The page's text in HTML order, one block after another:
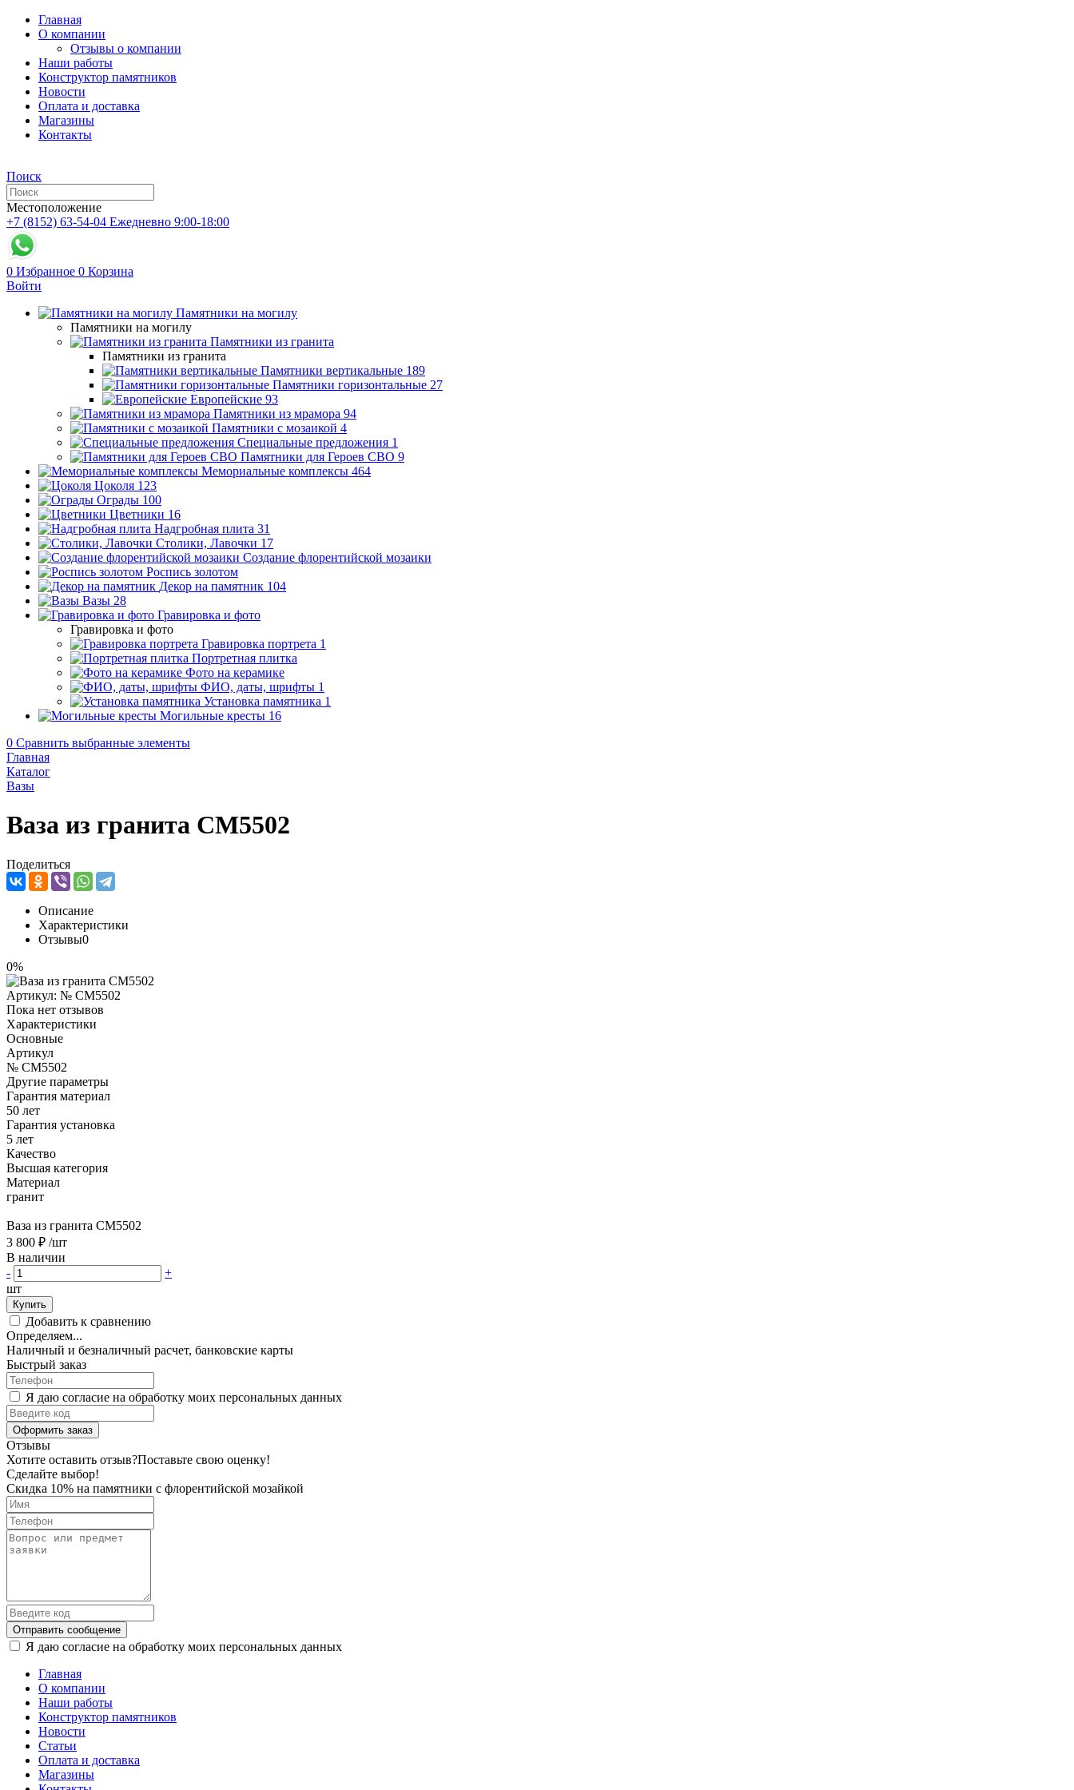
Главная
О компании
Отзывы о компании
Наши работы
Конструктор памятников
Новости
Оплата и доставка
Магазины
Контакты
Поиск
Местоположение
+7 (8152) 63-54-04 Ежедневно 9:00-18:00
0 Избранное 0 Корзина
Войти
Памятники на могилу
Памятники на могилу
Памятники из гранита
Памятники из гранита
Памятники вертикальные 189
Памятники горизонтальные 27
Европейские 93
Памятники из мрамора 94
Памятники с мозаикой 4
Специальные предложения 1
Памятники для Героев СВО 9
Мемориальные комплексы 464
Цоколя 123
Ограды 100
Цветники 16
Надгробная плита 31
Столики, Лавочки 17
Создание флорентийской мозаики
Роспись золотом
Декор на памятник 104
Вазы 28
Гравировка и фото
Гравировка и фото
Гравировка портрета 1
Портретная плитка
Фото на керамике
ФИО, даты, шрифты 1
Установка памятника 1
Могильные кресты 16
0 Сравнить выбранные элементы
Главная
Каталог
Вазы
Ваза из гранита CM5502
Поделиться
Описание
Характеристики
Отзывы0
0%
Артикул: № CM5502
Пока нет отзывов
Характеристики
Основные
Артикул
№ CM5502
Другие параметры
Гарантия материал
50 лет
Гарантия установка
5 лет
Качество
Высшая категория
Материал
гранит
Ваза из гранита CM5502
3 800 ₽ /шт
В наличии
-
+
шт
Купить
Добавить к сравнению
Определяем...
Наличный и безналичный расчет, банковские карты
Быстрый заказ
Я даю согласие на обработку моих персональных данных
Оформить заказ
Отзывы
Хотите оставить отзыв?Поставьте свою оценку!
Сделайте выбор!
Скидка 10% на памятники с флорентийской мозайкой
Отправить сообщение
Я даю согласие на обработку моих персональных данных
Главная
О компании
Наши работы
Конструктор памятников
Новости
Статьи
Оплата и доставка
Магазины